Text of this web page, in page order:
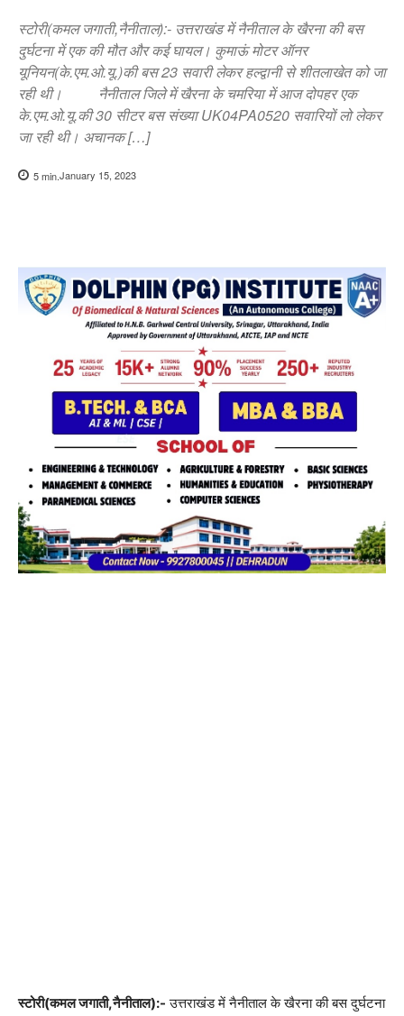
स्टोरी(कमल जगाती,नैनीताल):- उत्तराखंड में नैनीताल के खैरना की बस
दुर्घटना में एक की मौत और कई घायल। कुमाऊं मोटर ऑनर
यूनियन(के.एम.ओ.यू.)की बस 23 सवारी लेकर हल्द्वानी से शीतलाखेत को जा
रही थी। नैनीताल जिले में खैरना के चमरिया में आज दोपहर एक
के.एम.ओ.यू.की 30 सीटर बस संख्या UK04PA0520 सवारियों लो लेकर
जा रही थी। अचानक […]
5min.January 15, 2023
स्टोरी(कमल जगाती,नैनीताल):- उत्तराखंड में नैनीताल के खैरना की बस दुर्घटना